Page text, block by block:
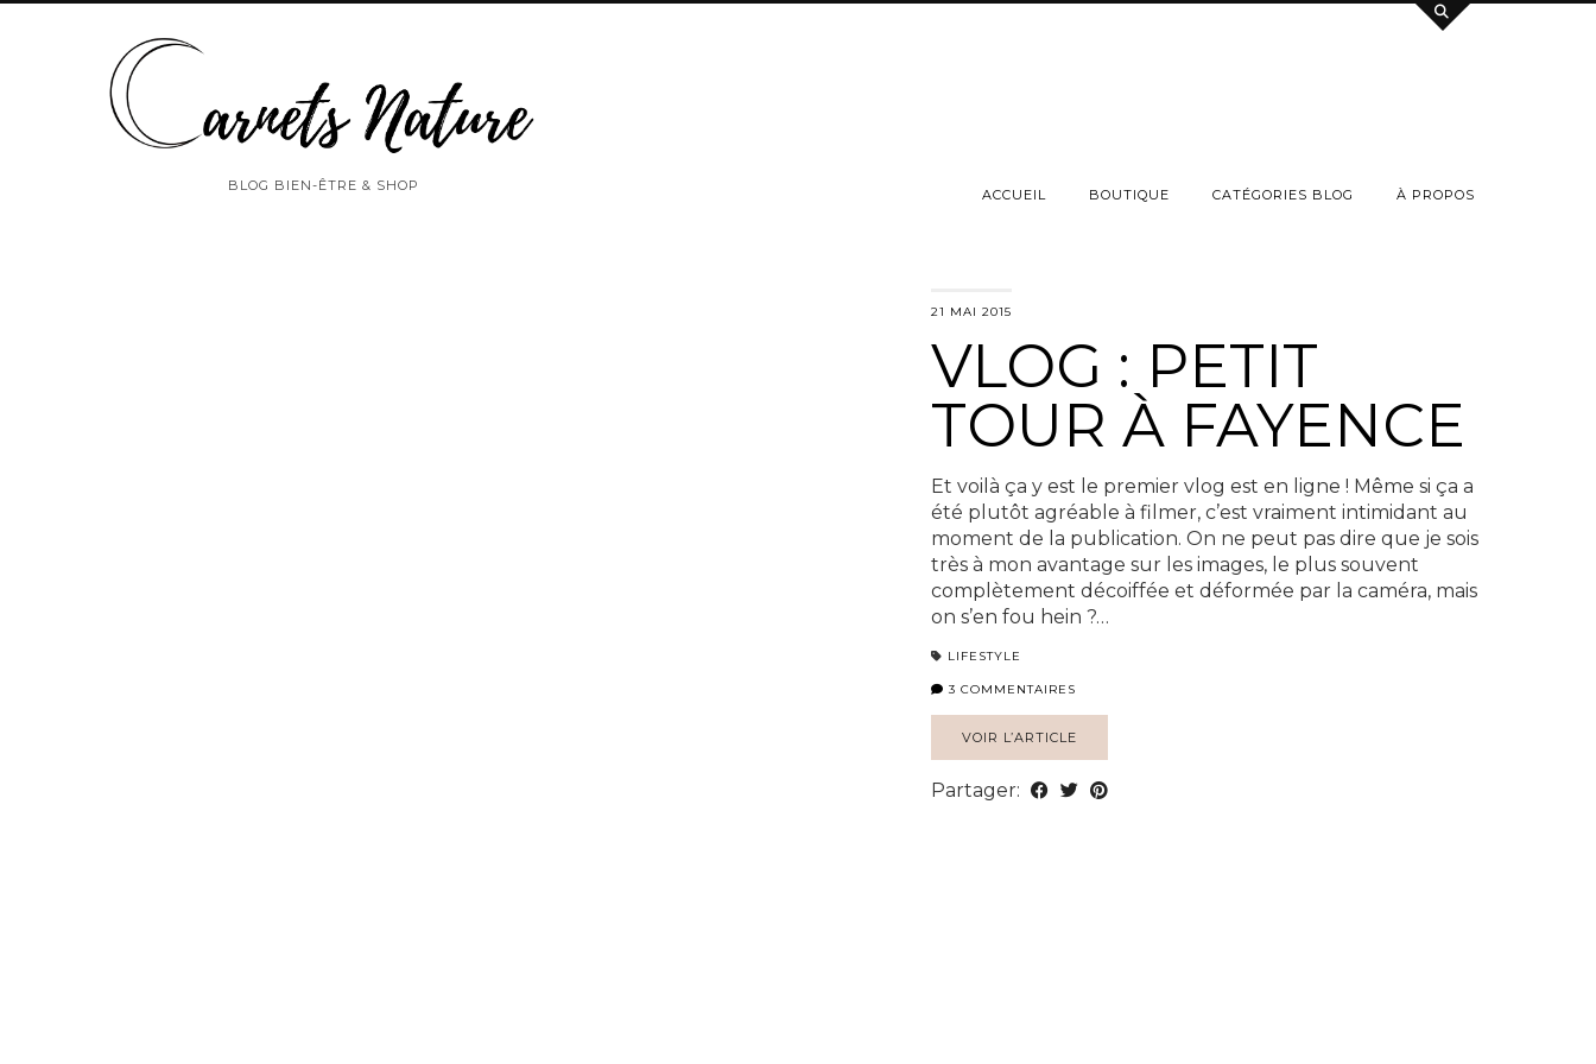
BLOG BIEN-ÊTRE & SHOP
ACCUEIL BOUTIQUE CATÉGORIES BLOG À PROPOS
21 MAI 2015
VLOG : PETIT
TOUR À FAYENCE
Et voilà ça y est le premier vlog est en ligne ! Même si ça a
été plutôt agréable à filmer, c’est vraiment intimidant au
moment de la publication. On ne peut pas dire que je sois
très à mon avantage sur les images, le plus souvent
complètement décoiffée et déformée par la caméra, mais
on s’en fou hein ?…
LIFESTYLE
3 COMMENTAIRES
VOIR L’ARTICLE
Partager: